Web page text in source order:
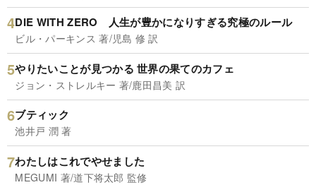
DIE WITH ZERO 人生が豊かになりすぎる究極のルール
ビル・パーキンス 著/児島 修 訳
やりたいことが見つかる 世界の果てのカフェ
ジョン・ストレルキー 著/鹿田昌美 訳
ブティック
池井戸 潤 著
わたしはこれでやせました
MEGUMI 著/道下将太郎 監修